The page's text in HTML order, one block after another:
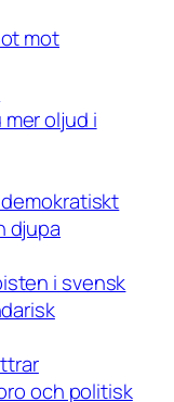
mot
oljud i
djupa
i svensk
och politisk